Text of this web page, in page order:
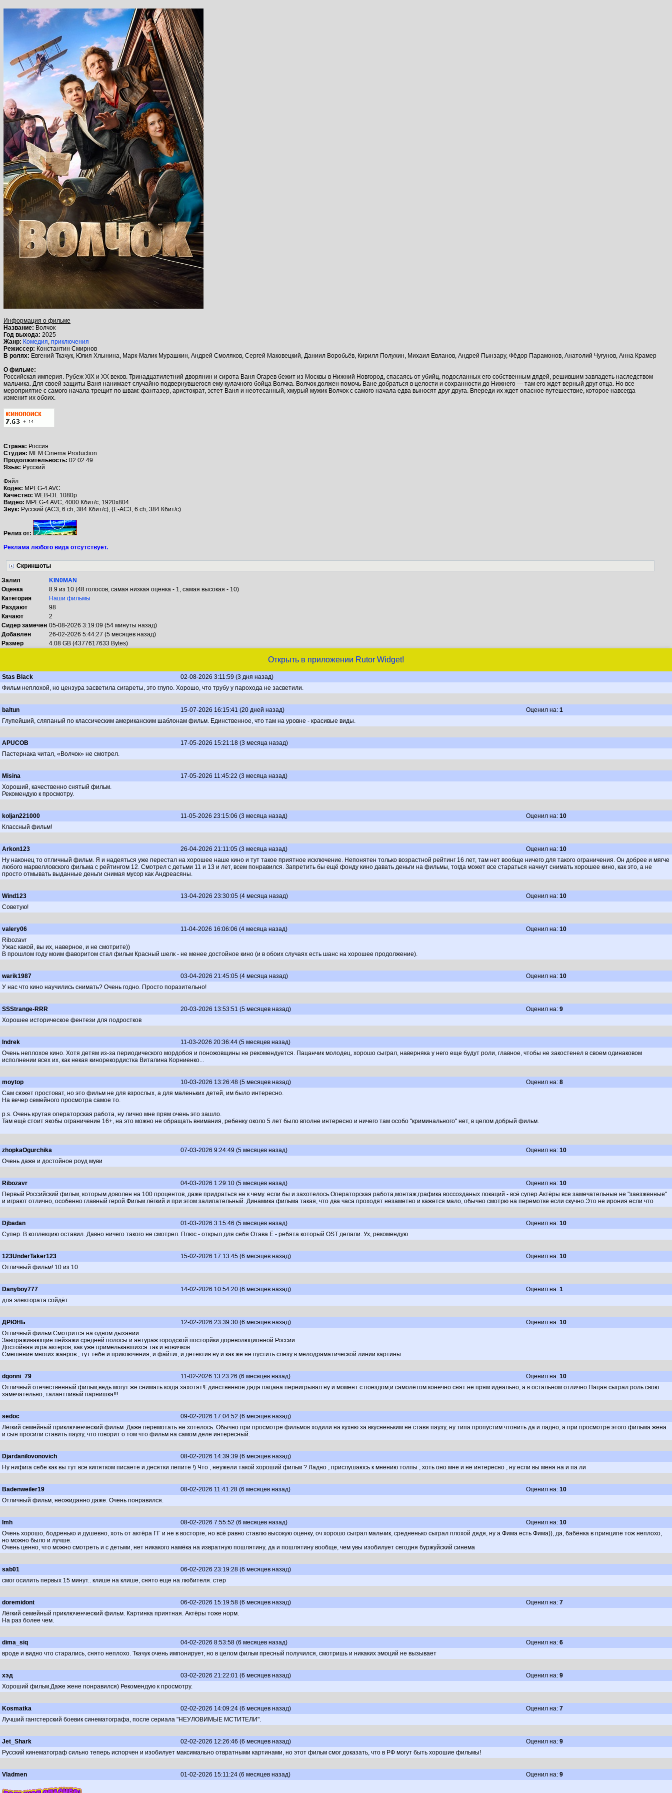
Информация о фильме
Название: Волчок
Год выхода: 2025
Жанр: Комедия, приключения
Режиссер: Константин Смирнов
В ролях: Евгений Ткачук, Юлия Хлынина, Марк-Малик Мурашкин, Андрей Смоляков, Сергей Маковецкий, Даниил Воробьёв, Кирилл Полухин, Михаил Евланов, Андрей Пынзару, Фёдор Парамонов, Анатолий Чугунов, Анна Крамер
О фильме:
Российская империя. Рубеж XIX и XX веков. Тринадцатилетний дворянин и сирота Ваня Огарев бежит из Москвы в Нижний Новгород, спасаясь от убийц, подосланных его собственным дядей, решившим завладеть наследством
мальчика. Для своей защиты Ваня нанимает случайно подвернувшегося ему кулачного бойца Волчка. Волчок должен помочь Ване добраться в целости и сохранности до Нижнего — там его ждет верный друг отца. Но все
мероприятие с самого начала трещит по швам: фантазер, аристократ, эстет Ваня и неотесанный, хмурый мужик Волчок с самого начала едва выносят друг друга. Впереди их ждет опасное путешествие, которое навсегда
изменит их обоих.
Страна: Россия
Студия: MEM Cinema Production
Продолжительность: 02:02:49
Язык: Русский
Файл
Кодек: MPEG-4 AVC
Качество: WEB-DL 1080p
Видео: MPEG-4 AVC, 4000 Кбит/с, 1920x804
Звук: Русский (AC3, 6 ch, 384 Кбит/с), (E-AC3, 6 ch, 384 Кбит/с)
Релиз от:
Реклама любого вида отсутствует.
Скриншоты
Залил
KIN0MAN
Оценка
8.9 из 10 (48 голосов, самая низкая оценка - 1, самая высокая - 10)
Категория
Наши фильмы
Раздают
98
Качают
2
Сидер замечен 05-08-2026 3:19:09 (54 минуты назад)
Добавлен
26-02-2026 5:44:27 (5 месяцев назад)
Размер
4.08 GB (4377617633 Bytes)
Открыть в приложении Rutor Widget!
Stas Black
02-08-2026 3:11:59 (3 дня назад)
Фильм неплохой, но цензура засветила сигареты, это глупо. Хорошо, что трубу у парохода не засветили.
baltun 15-07-2026 16:15:41 (20 дней назад) Оценил на: 1
Глупейший, сляпаный по классическим американским шаблонам фильм. Единственное, что там на уровне - красивые виды.
APUCOB
17-05-2026 15:21:18 (3 месяца назад)
Пастернака читал, «Волчок» не смотрел.
Misina
17-05-2026 11:45:22 (3 месяца назад)
Хороший, качественно снятый фильм.
Рекомендую к просмотру.
koljan221000 11-05-2026 23:15:06 (3 месяца назад) Оценил на: 10
Классный фильм!
Arkon123 26-04-2026 21:11:05 (3 месяца назад) Оценил на: 10
Ну наконец то отличный фильм. Я и надеяться уже перестал на хорошее наше кино и тут такое приятное исключение. Непонятен только возрастной рейтинг 16 лет, там нет вообще ничего для такого ограничения. Он добрее и мягче
любого марвелловского фильма с рейтингом 12. Смотрел с детьми 11 и 13 и лет, всем понравился. Запретить бы ещё фонду кино давать деньги на фильмы, тогда может все стараться начнут снимать хорошее кино, как это, а не
просто отмывать выданные деньги снимая мусор как Андреасяны.
Wind123 13-04-2026 23:30:05 (4 месяца назад) Оценил на: 10
Советую!
valery06 11-04-2026 16:06:06 (4 месяца назад) Оценил на: 10
Ribozavr
Ужас какой, вы их, наверное, и не смотрите))
В прошлом году моим фаворитом стал фильм Красный шелк - не менее достойное кино (и в обоих случаях есть шанс на хорошее продолжение).
warik1987 03-04-2026 21:45:05 (4 месяца назад) Оценил на: 10
У нас что кино научились снимать? Очень годно. Просто поразительно!
SSStrange-RRR 20-03-2026 13:53:51 (5 месяцев назад) Оценил на: 9
Хорошее историческое фентези для подростков
Indrek
11-03-2026 20:36:44 (5 месяцев назад)
Очень неплохое кино. Хотя детям из-за периодического мордобоя и поножовщины не рекомендуется. Пацанчик молодец, хорошо сыграл, наверняка у него еще будут роли, главное, чтобы не закостенел в своем одинаковом
исполнении всех их, как некая кинорекордистка Виталина Корниенко...
moytop 10-03-2026 13:26:48 (5 месяцев назад) Оценил на: 8
Сам сюжет простоват, но это фильм не для взрослых, а для маленьких детей, им было интересно.
На вечер семейного просмотра самое то.
p.s. Очень крутая операторская работа, ну лично мне прям очень это зашло.
Там ещё стоит якобы ограничение 16+, на это можно не обращать внимания, ребенку около 5 лет было вполне интересно и ничего там особо "криминального" нет, в целом добрый фильм.
zhopkaOgurchika 07-03-2026 9:24:49 (5 месяцев назад) Оценил на: 10
Очень даже и достойное роуд муви
Ribozavr 04-03-2026 1:29:10 (5 месяцев назад) Оценил на: 10
Первый Российский фильм, которым доволен на 100 процентов, даже придраться не к чему. если бы и захотелось.Операторская работа,монтаж,графика воссозданых локаций - всё супер.Актёры все замечательные не "заезженные"
и играют отлично, особенно главный герой.Фильм лёгкий и при этом залипательный. Динамика фильма такая, что два часа проходят незаметно и кажется мало, обычно смотрю на перемотке если скучно.Это не ирония если что
Djbadan 01-03-2026 3:15:46 (5 месяцев назад) Оценил на: 10
Супер. В коллекцию оставил. Давно ничего такого не смотрел. Плюс - открыл для себя Отава Ё - ребята который OST делали. Ух, рекомендую
123UnderTaker123 15-02-2026 17:13:45 (6 месяцев назад) Оценил на: 10
Отличный фильм! 10 из 10
Danyboy777 14-02-2026 10:54:20 (6 месяцев назад) Оценил на: 1
для электората сойдёт
ДРЮНЬ 12-02-2026 23:39:30 (6 месяцев назад) Оценил на: 10
Отличный фильм.Смотрится на одном дыхании.
Завораживающие пейзажи средней полосы и антураж городской посторйки дореволюционной России.
Достойная игра актеров, как уже примелькавшихся так и новичков.
Смешение многих жанров , тут тебе и приключения, и файтиг, и детектив ну и как же не пустить слезу в мелодраматической линии картины..
dgonni_79 11-02-2026 13:23:26 (6 месяцев назад) Оценил на: 10
Отличный отечественный фильм,ведь могут же снимать когда захотят!Единственное дядя пацана переигрывал ну и момент с поездом,и самолётом конечно снят не прям идеально, а в остальном отлично.Пацан сыграл роль свою
замечательно, талантливый парнишка!!!
sedoc
09-02-2026 17:04:52 (6 месяцев назад)
Лёгкий семейный приключенческий фильм. Даже перемотать не хотелось. Обычно при просмотре фильмов ходили на кухню за вкусненьким не ставя паузу, ну типа пропустим чтонить да и ладно, а при просмотре этого фильма жена
и сын просили ставить паузу, что говорит о том что фильм на самом деле интересный.
DjardaniIovonovich
08-02-2026 14:39:39 (6 месяцев назад)
Ну нифига себе как вы тут все кипятком писаете и десятки лепите !) Что , неужели такой хороший фильм ? Ладно , прислушаюсь к мнению толпы , хоть оно мне и не интересно , ну если вы меня на и па ли
Badenweiler19 08-02-2026 11:41:28 (6 месяцев назад) Оценил на: 10
Отличный фильм, неожиданно даже. Очень понравился.
Imh 08-02-2026 7:55:52 (6 месяцев назад) Оценил на: 10
Очень хорошо, бодренько и душевно, хоть от актёра ГГ и не в восторге, но всё равно ставлю высокую оценку, оч хорошо сыграл мальчик, средненько сыграл плохой дядя, ну а Фима есть Фима)), да, бабёнка в принципе тож неплохо,
но можно было и лучше.
Очень ценно, что можно смотреть и с детьми, нет никакого намёка на извратную пошлятину, да и пошлятину вообще, чем увы изобилует сегодня буржуйский синема
sab01
06-02-2026 23:19:28 (6 месяцев назад)
смог осилить первых 15 минут.. клише на клише, снято еще на любителя. стер
doremidont 06-02-2026 15:19:58 (6 месяцев назад) Оценил на: 7
Лёгкий семейный приключенческий фильм. Картинка приятная. Актёры тоже норм.
На раз более чем.
dima_siq 04-02-2026 8:53:58 (6 месяцев назад) Оценил на: 6
вроде и видно что старались, снято неплохо. Ткачук очень импонирует, но в целом фильм пресный получился, смотришь и никаких эмоций не вызывает
хэд 03-02-2026 21:22:01 (6 месяцев назад) Оценил на: 9
Хороший фильм.Даже жене понравился) Рекомендую к просмотру.
Kosmatka 02-02-2026 14:09:24 (6 месяцев назад) Оценил на: 7
Лучший гангстерский боевик синематографа, после сериала "НЕУЛОВИМЫЕ МСТИТЕЛИ".
Jet_Shark 02-02-2026 12:26:46 (6 месяцев назад) Оценил на: 9
Русский кинематограф сильно теперь испорчен и изобилует максимально отвратными картинами, но этот фильм смог доказать, что в РФ могут быть хорошие фильмы!
Vladmen 01-02-2026 15:11:24 (6 месяцев назад) Оценил на: 9